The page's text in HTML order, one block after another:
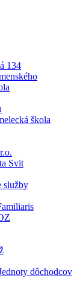
134
škola
Svit
služby
dôchodcov